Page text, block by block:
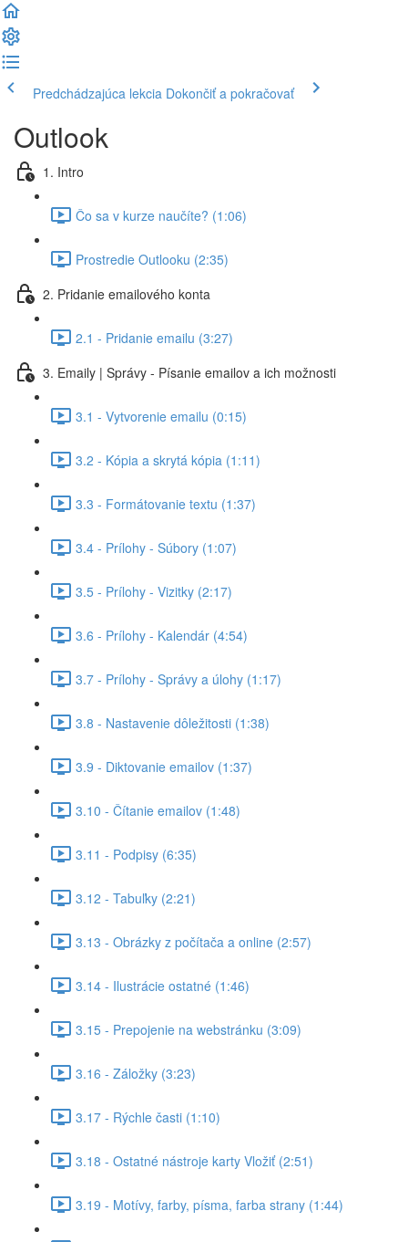
Predchádzajúca lekcia Dokončiť a pokračovať
Outlook
1. Intro
Čo sa v kurze naučíte? (1:06)
Prostredie Outlooku (2:35)
2. Pridanie emailového konta
2.1 - Pridanie emailu (3:27)
3. Emaily | Správy - Písanie emailov a ich možnosti
3.1 - Vytvorenie emailu (0:15)
3.2 - Kópia a skrytá kópia (1:11)
3.3 - Formátovanie textu (1:37)
3.4 - Prílohy - Súbory (1:07)
3.5 - Prílohy - Vizitky (2:17)
3.6 - Prílohy - Kalendár (4:54)
3.7 - Prílohy - Správy a úlohy (1:17)
3.8 - Nastavenie dôležitosti (1:38)
3.9 - Diktovanie emailov (1:37)
3.10 - Čítanie emailov (1:48)
3.11 - Podpisy (6:35)
3.12 - Tabuľky (2:21)
3.13 - Obrázky z počítača a online (2:57)
3.14 - Ilustrácie ostatné (1:46)
3.15 - Prepojenie na webstránku (3:09)
3.16 - Záložky (3:23)
3.17 - Rýchle časti (1:10)
3.18 - Ostatné nástroje karty Vložiť (2:51)
3.19 - Motívy, farby, písma, farba strany (1:44)